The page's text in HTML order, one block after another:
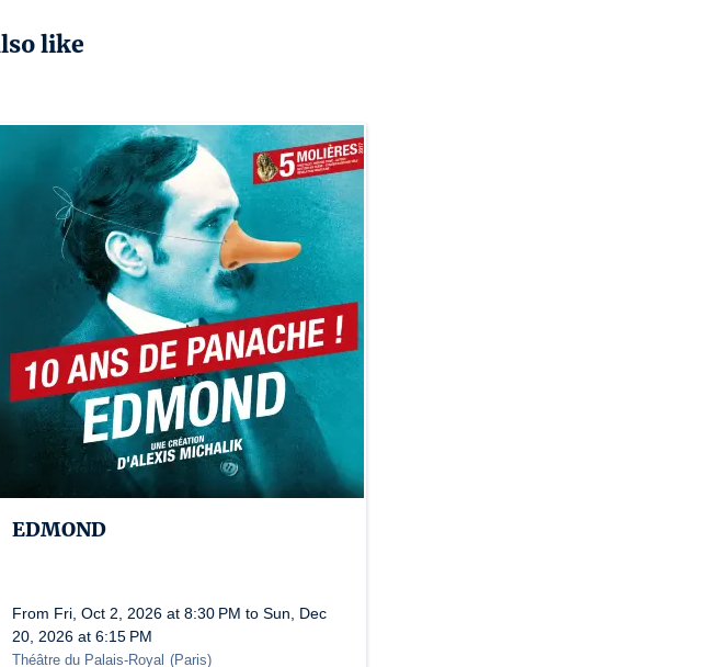
like
EDMOND
From Fri, Oct 2, 2026 at 8:30 PM to Sun, Dec
20, 2026 at 6:15 PM
Théâtre du Palais-Royal (Paris)